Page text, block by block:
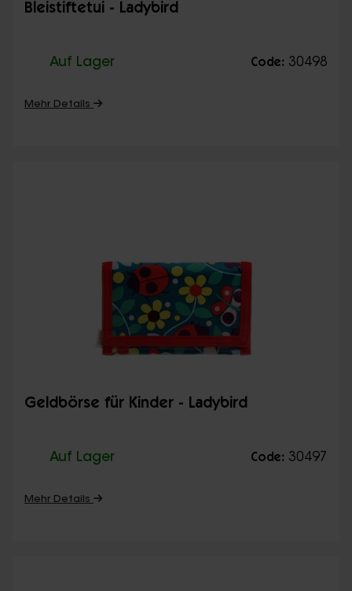
Bleistiftetui - Ladybird
Auf Lager Code: 30498
Mehr Details
Geldbörse für Kinder - Ladybird
Auf Lager Code: 30497
Mehr Details